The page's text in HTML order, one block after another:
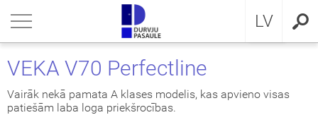
LV
RU
VEKA V70 Perfectline
Vairāk nekā pamata A klases modelis, kas apvieno visas
patiešām laba loga priekšrocības.
PRIVĀTMĀJAI
kolekcija
ārdurvis ar MDF
GLASS klasikapolitika